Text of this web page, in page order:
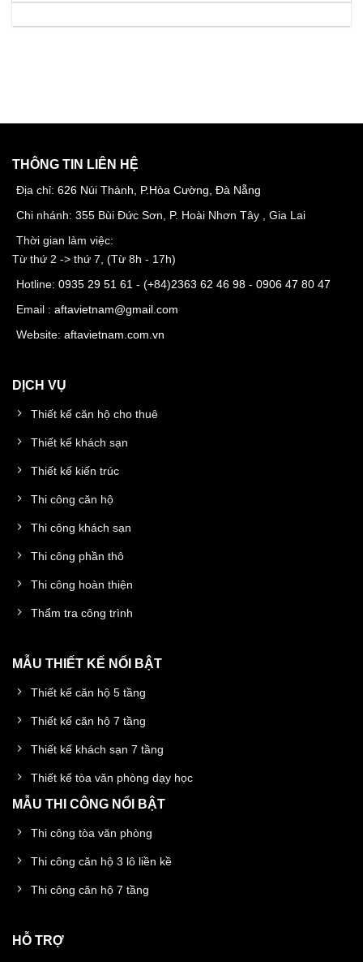
THÔNG TIN LIÊN HỆ
Địa chỉ: 626 Núi Thành, P.Hòa Cường, Đà Nẵng
Chi nhánh: 355 Bùi Đức Sơn, P. Hoài Nhơn Tây , Gia Lai
Thời gian làm việc:
Từ thứ 2 -> thứ 7, (Từ 8h - 17h)
Hotline: 0935 29 51 61 - (+84)2363 62 46 98 - 0906 47 80 47
Email : aftavietnam@gmail.com
Website: aftavietnam.com.vn
DỊCH VỤ
Thiết kế căn hộ cho thuê
Thiết kế khách sạn
Thiết kế kiến trúc
Thi công căn hộ
Thi công khách sạn
Thi công phần thô
Thi công hoàn thiện
Thẩm tra công trình
MẪU THIẾT KẾ NỔI BẬT
Thiết kế căn hộ 5 tầng
Thiết kế căn hộ 7 tầng
Thiết kế khách sạn 7 tầng
Thiết kế tòa văn phòng dạy học
MẪU THI CÔNG NỔI BẬT
Thi công tòa văn phòng
Thi công căn hộ 3 lô liền kề
Thi công căn hộ 7 tầng
HỖ TRỢ